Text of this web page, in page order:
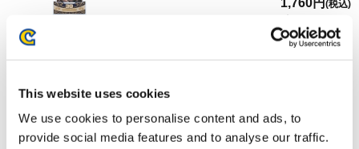
This website uses cookies
We use cookies to personalise content and ads, to
provide social media features and to analyse our traffic.
1,760円 (税込)
バイオハザード30周年 メインアートメタルブックマーカ